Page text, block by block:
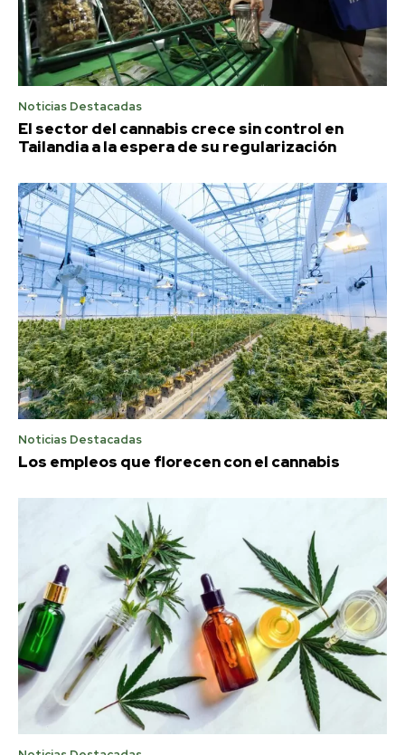
Noticias Destacadas
El sector del cannabis crece sin control en
Tailandia a la espera de su regularización
Noticias Destacadas
Los empleos que florecen con el cannabis